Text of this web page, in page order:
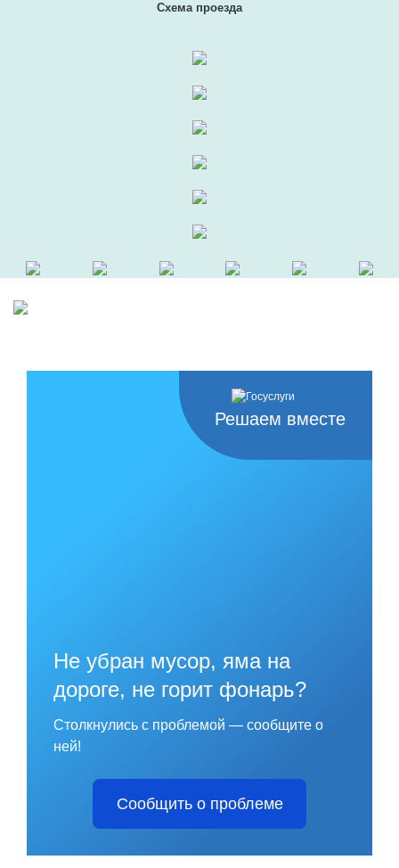
Схема проезда
Решаем вместе
Не убран мусор, яма на
дороге, не горит фонарь?
Столкнулись с проблемой — сообщите о
ней!
Сообщить о проблеме